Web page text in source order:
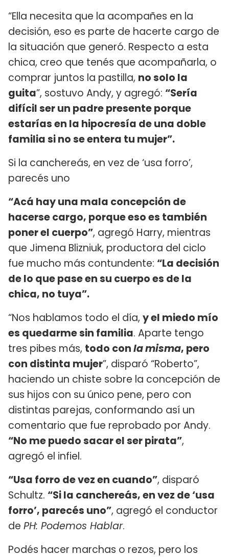
“Ella necesita que la acompañes en la
decisión, eso es parte de hacerte cargo de
la situación que generó. Respecto a esta
chica, creo que tenés que acompañarla, o
comprar juntos la pastilla, no solo la
guita”, sostuvo Andy, y agregó: “Sería
difícil ser un padre presente porque
estarías en la hipocresía de una doble
familia si no se entera tu mujer”.
Si la canchereás, en vez de ‘usa forro’,
parecés uno
“Acá hay una mala concepción de
hacerse cargo, porque eso es también
poner el cuerpo”, agregó Harry, mientras
que Jimena Blizniuk, productora del ciclo
fue mucho más contundente: “La decisión
de lo que pase en su cuerpo es de la
chica, no tuya”.
“Nos hablamos todo el día, y el miedo mío
es quedarme sin familia. Aparte tengo
tres pibes más, todo conla misma, pero
con distinta mujer”, disparó “Roberto”,
haciendo un chiste sobre la concepción de
sus hijos con su único pene, pero con
distintas parejas, conformando así un
comentario que fue reprobado por Andy.
“No me puedo sacar el ser pirata”,
agregó el infiel.
“Usa forro de vez en cuando”, disparó
Schultz. “Si la canchereás, en vez de ‘usa
forro’, parecés uno”, agregó el conductor
de PH: Podemos Hablar.
Podés hacer marchas o rezos, pero los